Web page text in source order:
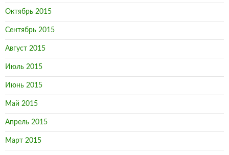
Октябрь 2015
Сентябрь 2015
Август 2015
Июль 2015
Июнь 2015
Май 2015
Апрель 2015
Март 2015